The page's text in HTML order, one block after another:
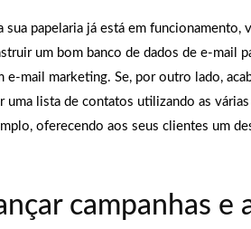
sua papelaria já está em funcionamento,
um bom banco de dados de e-mail
e-mail marketing. Se, por outro lado,
uma lista de contatos utilizando as
oferecendo aos seus clientes um
campanhas e